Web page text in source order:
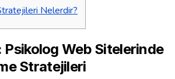
Nelerdir?
Psikolog Web Sitelerinde
Stratejileri